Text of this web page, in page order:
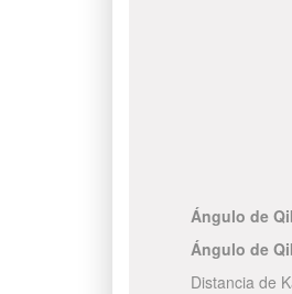
Ángulo de
Ángulo de
Distancia de